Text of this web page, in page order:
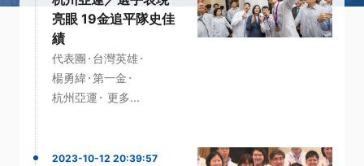
亮眼 19金追平隊史佳
績
代表團 · 台灣英雄·
楊勇緯·第一金 ·
杭州亞運 · 更多...
2023-10-12 20:39:57